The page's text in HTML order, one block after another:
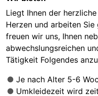
Liegt Ihnen der
Herzen und arbeiten Sie
freuen wir uns, Ihnen
abwechslungsreichen
Tätigkeit Folgendes
Je nach Alter 5-6
Umkleidezeit wird